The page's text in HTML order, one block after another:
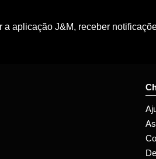
aplicação J&M, receber